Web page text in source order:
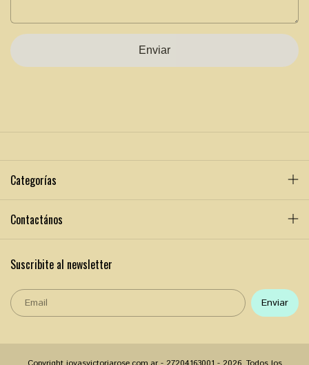
Enviar
Categorías
Contactános
Suscribite al newsletter